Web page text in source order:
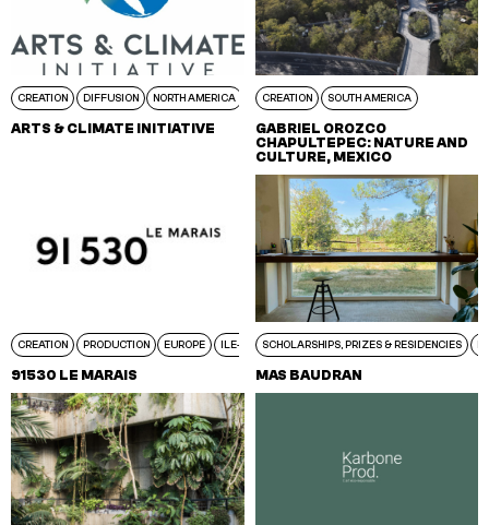
CREATION DIFFUSION NORTH AMERICA
ARTS & CLIMATE INITIATIVE
CREATION SOUTH AMERICA
GABRIEL OROZCO
CHAPULTEPEC: NATURE AND
CULTURE, MEXICO
CREATION PRODUCTION EUROPE ILE-DE-FRANCE
91530 LE MARAIS
SCHOLARSHIPS, PRIZES & RESIDENCIES
MAS BAUDRAN